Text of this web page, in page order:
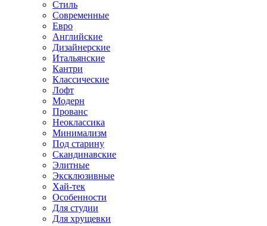
Стиль
Современные
Евро
Английские
Дизайнерские
Итальянские
Кантри
Классические
Лофт
Модерн
Прованс
Неоклассика
Минимализм
Под старину
Скандинавские
Элитные
Эксклюзивные
Хай-тек
Особенности
Для студии
Для хрущевки